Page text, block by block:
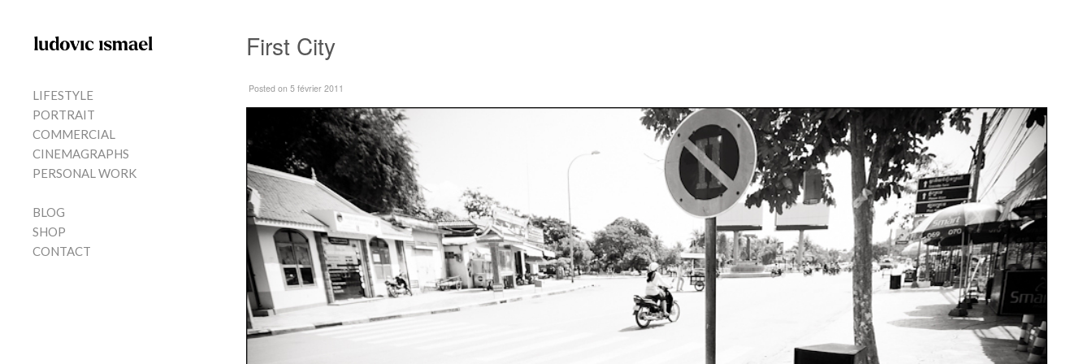
LIFESTYLE
PORTRAIT
COMMERCIAL
CINEMAGRAPHS
PERSONAL WORK
BLOG
SHOP
CONTACT
First City
Posted on 5 février 2011